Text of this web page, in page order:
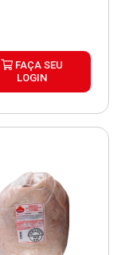
FAÇA SEU
LOGIN